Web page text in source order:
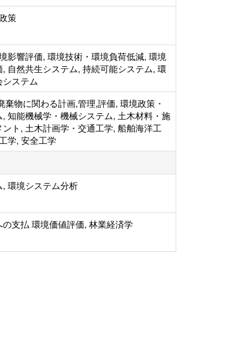
策
影響評価, 環境技術・環境負荷低減, 環境
, 自然共生システム, 持続可能システム, 環
ステム
棄物に関わる計画,管理,評価, 環境政策・
知能機械学・機械システム, 土木材料・施
ト, 土木計画学・交通工学, 船舶海洋工
学, 安全工学
環境システム分析
支払 環境価値評価, 林業経済学